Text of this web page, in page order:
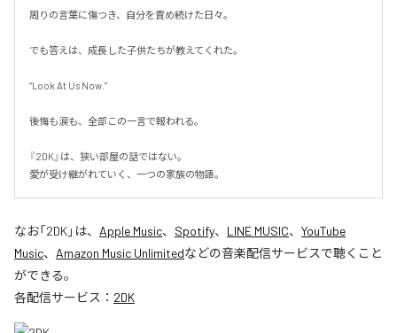
周りの言葉に傷つき、自分を責め続けた日々。
でも答えは、成長した子供たちが教えてくれた。
“Look At Us Now.”
後悔も涙も、全部この一言で報われる。
『2DK』は、狭い部屋の話ではない。
愛が受け継がれていく、一つの家族の物語。
なお「2DK」は、 Apple Music、 Spotify、 LINE MUSIC、 YouTube
Music、 Amazon Music Unlimitedなどの音楽配信サービスで聴くこと
ができる。
各配信サービス： 2DK